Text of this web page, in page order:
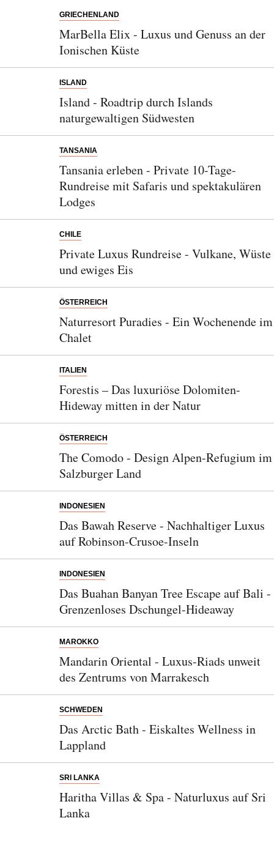
GRIECHENLAND
MarBella Elix - Luxus und Genuss an der
Ionischen Küste
ISLAND
Island - Roadtrip durch Islands
naturgewaltigen Südwesten
TANSANIA
Tansania erleben - Private 10-Tage-
Rundreise mit Safaris und spektakulären
Lodges
CHILE
Private Luxus Rundreise - Vulkane, Wüste
und ewiges Eis
ÖSTERREICH
Naturresort Puradies - Ein Wochenende im
Chalet
ITALIEN
Forestis – Das luxuriöse Dolomiten-
Hideway mitten in der Natur
ÖSTERREICH
The Comodo - Design Alpen-Refugium im
Salzburger Land
INDONESIEN
Das Bawah Reserve - Nachhaltiger Luxus
auf Robinson-Crusoe-Inseln
INDONESIEN
Das Buahan Banyan Tree Escape auf Bali -
Grenzenloses Dschungel-Hideaway
MAROKKO
Mandarin Oriental - Luxus-Riads unweit
des Zentrums von Marrakesch
SCHWEDEN
Das Arctic Bath - Eiskaltes Wellness in
Lappland
SRI LANKA
Haritha Villas & Spa - Naturluxus auf Sri
Lanka